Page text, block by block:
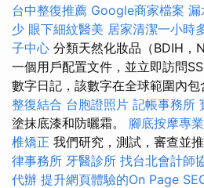
台中整復推薦 Google商家檔案 漏
少 眼下細紋醫美 居家清潔一小時
子中心 分類天然化妝品（BDIH，
一個用戶配置文件，並立即訪問
數字日記，該數字在全球範圍內包
整復結合 台胞證照片 記帳事務所
塗抹底漆和防曬霜。 腳底按摩專
椎矯正 我們研究，測試，審查並
律事務所 牙醫診所 找台北會計師
代辦 提升網頁體驗的On Page